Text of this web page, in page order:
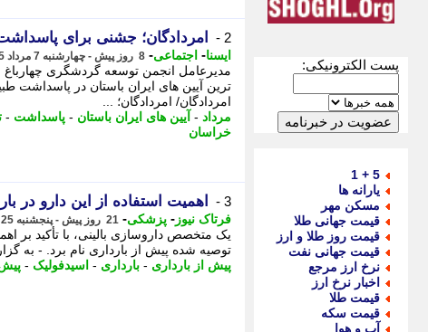
پست الکترونیکی:
5 + 1
یارانه ها
مسکن مهر
قیمت جهانی طلا
قیمت روز طلا و ارز
قیمت جهانی نفت
نرخ ارز مرجع
اخبار نرخ ارز
قیمت طلا
قیمت سکه
آب و هوا
2 - امردادگان؛ جشنی برای
ایسنا- اجتماعی- 8 روز پیش - چهارشنبه 7 مرداد 1405، 16:05
مدیرعامل انجمن توسعه گردشگری چهارباغ
امردادگان/ امردادگان؛ ...
مرداد - آیین های ایران باستان - پاسداشت -
خراسان
3 - اهمیت استفاده از این دارو در
فرتاک نیوز - پزشکی- 21 روز پیش - پنجشنبه 25 تیر 1405، 20:55
یک متخصص داروسازی بالینی، با تأکید بر
توصیه شده پیش از بارداری نام برد. - به
پیش از بارداری - بارداری - اسیدفولیک -